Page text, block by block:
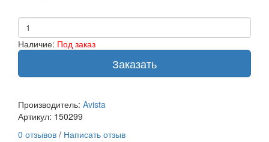
Наличие: Под заказ
Заказать
Производитель: Avista
Артикул: 150299
0 отзывов / Написать отзыв